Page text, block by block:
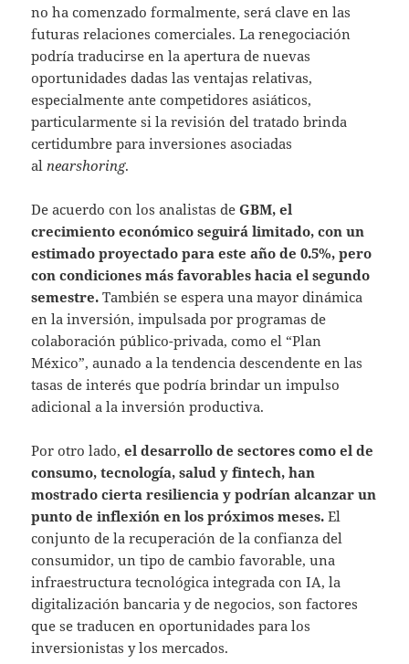
no ha comenzado formalmente, será clave en las
futuras relaciones comerciales. La renegociación
podría traducirse en la apertura de nuevas
oportunidades dadas las ventajas relativas,
especialmente ante competidores asiáticos,
particularmente si la revisión del tratado brinda
certidumbre para inversiones asociadas
al nearshoring.
De acuerdo con los analistas deGBM, el
crecimiento económico seguirá limitado, con un
estimado proyectado para este año de 0.5%, pero
con condiciones más favorables hacia el segundo
semestre. También se espera una mayor dinámica
en la inversión, impulsada por programas de
colaboración público-privada, como el “Plan
México”, aunado a la tendencia descendente en las
tasas de interés que podría brindar un impulso
adicional a la inversión productiva.
Por otro lado,el desarrollo de sectores como el de
consumo, tecnología, salud y fintech, han
mostrado cierta resiliencia y podrían alcanzar un
punto de inflexión en los próximos meses. El
conjunto de la recuperación de la confianza del
consumidor, un tipo de cambio favorable, una
infraestructura tecnológica integrada con IA, la
digitalización bancaria y de negocios, son factores
que se traducen en oportunidades para los
inversionistas y los mercados.